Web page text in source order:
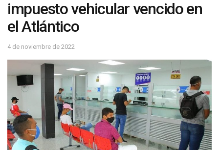
impuesto vehicular vencido en
el Atlántico
4 de noviembre de 2022